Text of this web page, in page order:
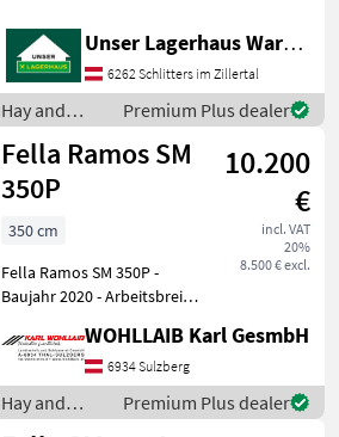
telefonisch, ob die von
Ihnen angefragte
Gebrauchtmaschine aktuell
bei uns am am Lager steht.
Wir ins
Unser Lagerhaus Warenhandelsges.m.b.H.
6262 Schlitters im Zillertal
Hay and
forage
equipment /
Fella
Premium Plus dealer
Fella Ramos SM
350P
10.200
€
incl. VAT
20%
8.500 € excl.
350 cm
Fella Ramos SM 350P -
Baujahr 2020 - Arbeitsbreite
Mähscheiben - neue Klingen
Mower bar: Discs, type of
disc mower: Rear mowers
WOHLLAIB Karl GesmbH
6934 Sulzberg
Hay and
forage
Premium Plus dealer